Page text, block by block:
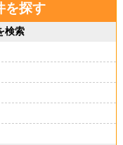
を探す
検索